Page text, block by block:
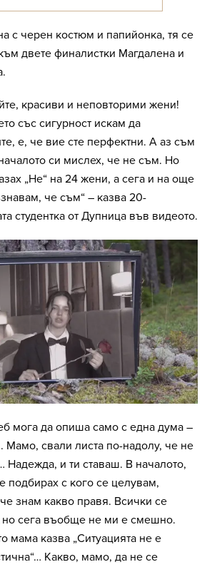
с черен костюм и папийонка, тя се
двете финалистки Магдалена и
красиви и неповторими жени!
със сигурност искам да
е, че вие сте перфектни. А аз съм
си мислех, че не съм. Но
„Не“ на 24 жени, а сега и на още
че съм“ – казва 20-
студентка от Дупница във видеото.
мога да опиша само с една дума –
Мамо, свали листа по-надолу, че не
Надежда, и ти ставаш. В началото,
подбирах с кого се целувам,
знам какво правя. Всички се
сега въобще не ми е смешно.
мама казва „Ситуацията не е
Какво, мамо, да не се